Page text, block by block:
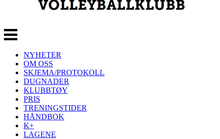
Veksle
navigasjon
NYHETER
OM OSS
SKJEMA/PROTOKOLL
DUGNADER
KLUBBTØY
PRIS
TRENINGSTIDER
HÅNDBOK
K+
LAGENE